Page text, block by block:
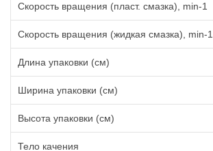
Скорость вращения (пласт. смазка), min-1
Скорость вращения (жидкая смазка), min-1
Длина упаковки (см)
Ширина упаковки (см)
Высота упаковки (см)
Тело качения